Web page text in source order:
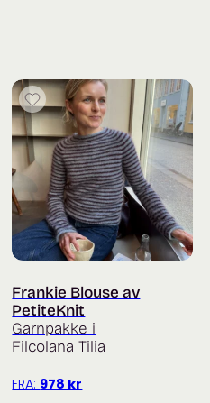
Frankie Blouse av
PetiteKnit
Garnpakke i
Filcolana Tilia
FRA: 978 kr